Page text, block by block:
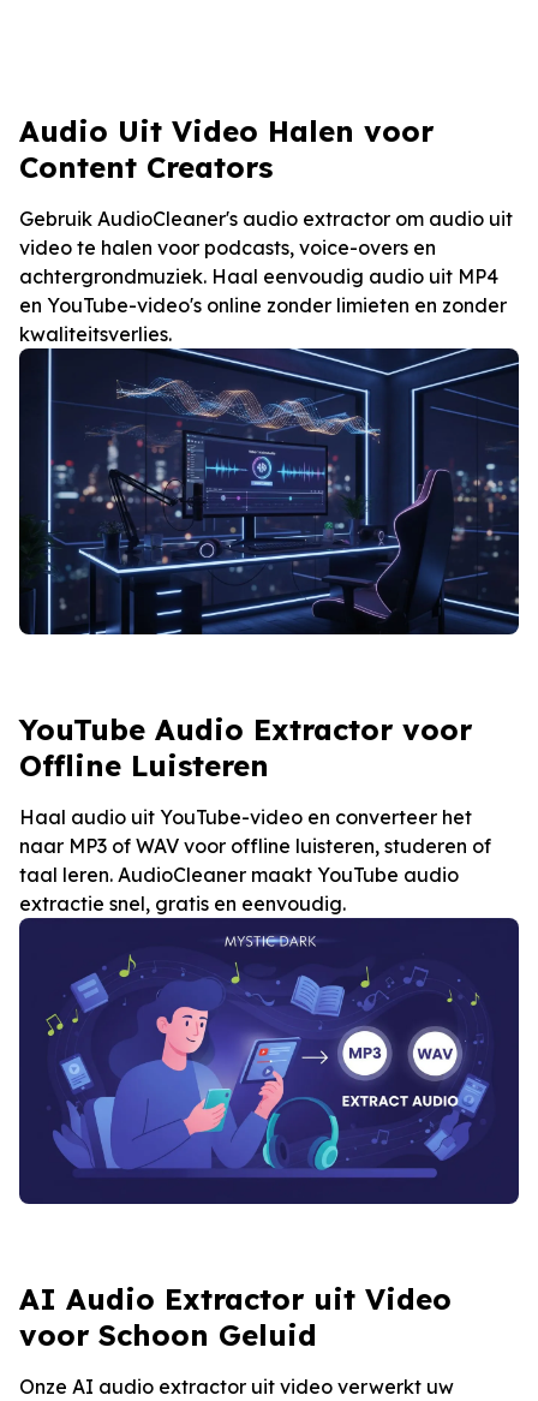
Audio Uit Video Halen voor
Content Creators
Gebruik AudioCleaner's audio extractor om audio uit
video te halen voor podcasts, voice-overs en
achtergrondmuziek. Haal eenvoudig audio uit MP4
en YouTube-video's online zonder limieten en zonder
kwaliteitsverlies.
YouTube Audio Extractor voor
Offline Luisteren
Haal audio uit YouTube-video en converteer het
naar MP3 of WAV voor offline luisteren, studeren of
taal leren. AudioCleaner maakt YouTube audio
extractie snel, gratis en eenvoudig.
AI Audio Extractor uit Video
voor Schoon Geluid
Onze AI audio extractor uit video verwerkt uw